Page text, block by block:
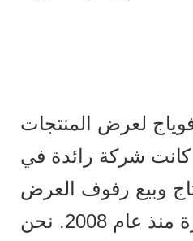
لعرض المنتجات
كانت شركة رائدة في
وبيع رفوف العرض
المخصصة المتطورة منذ عام 2008. نحن